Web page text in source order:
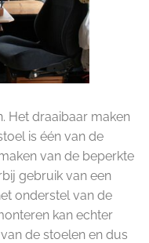
Het draaibaar maken
is één van de
van de beperkte
gebruik van een
onderstel van de
kan echter
de stoelen en dus